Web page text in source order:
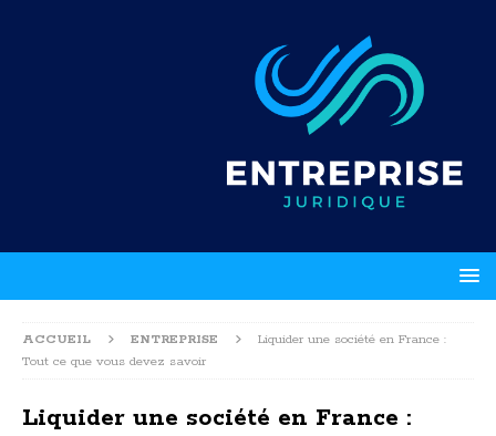
ACCUEIL ENTREPRISE
Liquider une société en France :
Tout ce que vous devez savoir
Liquider une société en France :